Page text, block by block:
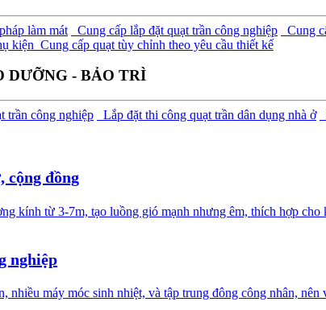
làm mát Cung cấp lắp đặt quạt trần công nghiệp Cung
kiện Cung cấp quạt tùy chỉnh theo yêu cầu thiết kế
DƯỠNG - BẢO TRÌ
trần công nghiệp Lắp đặt thi công quạt trần dân dụng nhà ở
cộng đồng
kính từ 3-7m, tạo luồng gió mạnh nhưng êm, thích hợp cho
nghiệp
nhiều máy móc sinh nhiệt, và tập trung đông công nhân, nên